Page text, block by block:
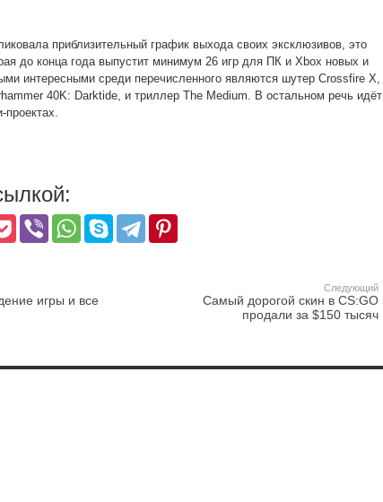
приблизительный график выхода своих эксклюзивов, это
до конца года выпустит минимум 26 игр для ПК и Xbox новых и
интересными среди перечисленного являются шутер Crossfire X,
40K: Darktide, и триллер The Medium. В остальном речь идёт
проектах.
игры и все
Следующий
Самый дорогой скин в CS:GO
продали за $150 тысяч